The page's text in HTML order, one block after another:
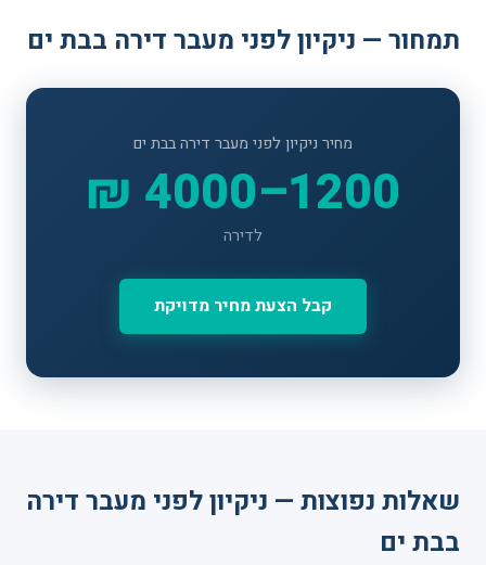
תמחור — ניקיון לפני מעבר דירה בבת ים
מחיר ניקיון לפני מעבר דירה בבת ים
1200–4000 ₪
לדירה
קבל הצעת מחיר מדויקת
שאלות נפוצות — ניקיון לפני מעבר דירה
בבת ים